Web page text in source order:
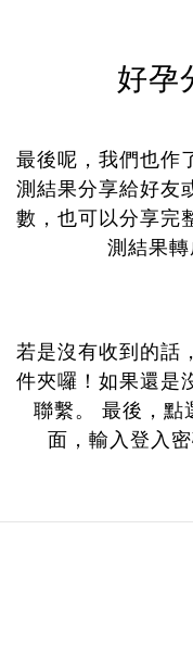
好孕
最後呢，我們也作
測結果分享給好友
數，也可以分享完
測結果轉
若是沒有收到的話
件夾囉！如果還是
聯繫。 最後，點
面，輸入登入